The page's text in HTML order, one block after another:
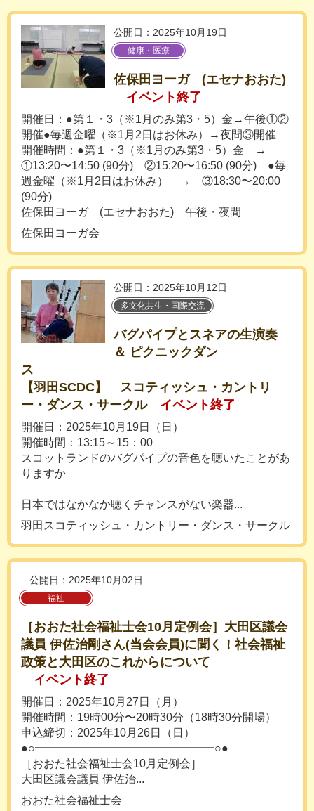
公開日：2025年10月19日
健康・医療
佐保田ヨーガ (エセナおおた)
イベント終了
開催日：●第１・3（※1月のみ第3・5）金→午後①②
開催●毎週金曜（※1月2日はお休み）→夜間③開催
開催時間：●第１・3（※1月のみ第3・5）金 →
①13:20〜14:50 (90分) ②15:20〜16:50 (90分) ●毎
週金曜（※1月2日はお休み） → ③18:30〜20:00
(90分)
佐保田ヨーガ (エセナおおた) 午後・夜間
佐保田ヨーガ会
公開日：2025年10月12日
多文化共生・国際交流
バグパイプとスネアの生演奏
＆ ピクニックダン
ス
【羽田SCDC】 スコティッシュ・カントリ
ー・ダンス・サークル
イベント終了
開催日：2025年10月19日（日）
開催時間：13:15～15：00
スコットランドのバグパイプの音色を聴いたことがあ
りますか
日本ではなかなか聴くチャンスがない楽器...
羽田スコティッシュ・カントリー・ダンス・サークル
公開日：2025年10月02日
福祉
［おおた社会福祉士会10月定例会］大田区議会
議員 伊佐治剛さん(当会会員)に聞く！社会福祉
政策と大田区のこれからについて
イベント終了
開催日：2025年10月27日（月）
開催時間：19時00分〜20時30分（18時30分開場）
申込締切：2025年10月26日（日）
●○━━━━━━━━━━━━━━━━○●
［おおた社会福祉士会10月定例会］
大田区議会議員 伊佐治...
おおた社会福祉士会